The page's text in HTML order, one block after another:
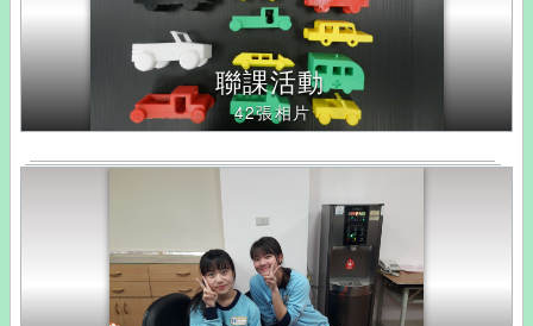
聯課活動
42張相片